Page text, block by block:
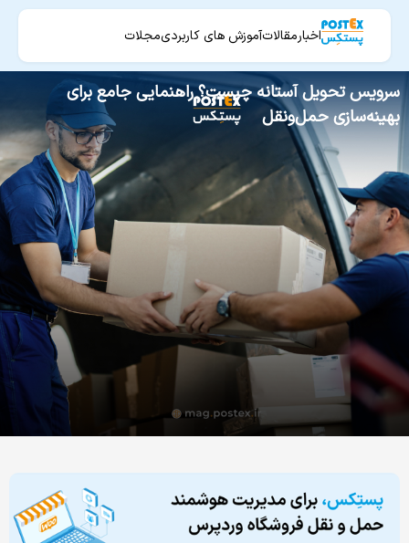
اخبارمقالاتآموزش های کاربردیمجلات
سرویس تحویل آستانه چیست؟ راهنمایی جامع برای
بهینه‌سازی حمل‌ونقل